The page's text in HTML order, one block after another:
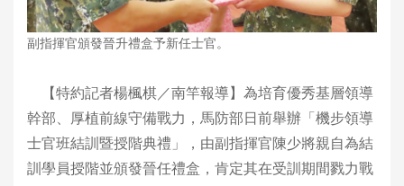
副指揮官頒發晉升禮盒予新任士官。
【特約記者楊楓棋／南竿報導】為培育優秀基層領導
幹部、厚植前線守備戰力，馬防部日前舉辦「機步領導
士官班結訓暨授階典禮」，由副指揮官陳少將親自為結
訓學員授階並頒發晉任禮盒，肯定其在受訓期間戮力戰